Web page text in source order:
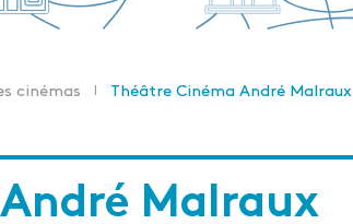
cinémas Théâtre Cinéma André Malraux
Malraux